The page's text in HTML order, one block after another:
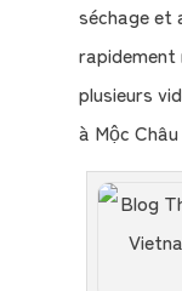
séchage et
rapidement
plusieurs
à Mộc